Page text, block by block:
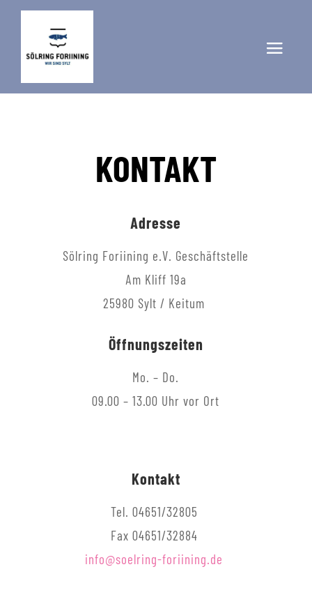
KONTAKT
Adresse
Sölring Foriining e.V. Geschäftstelle
Am Kliff 19a
25980 Sylt / Keitum
Öffnungszeiten
Mo. – Do.
09.00 – 13.00 Uhr vor Ort
Kontakt
Tel. 04651/32805
Fax 04651/32884
info@soelring-foriining.de